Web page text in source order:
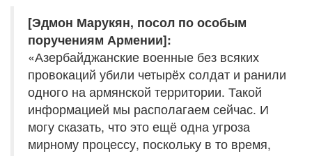
[Эдмон Марукян, посол по особым
поручениям Армении]:
«Азербайджанские военные без всяких
провокаций убили четырёх солдат и ранили
одного на армянской территории. Такой
информацией мы располагаем сейчас. И
могу сказать, что это ещё одна угроза
мирному процессу, поскольку в то время,